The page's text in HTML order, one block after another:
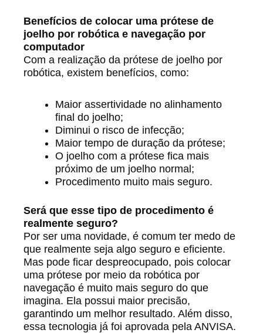
Benefícios de colocar uma prótese de
joelho por robótica e navegação por
computador
Com a realização da prótese de joelho por
robótica, existem benefícios, como:
Maior assertividade no alinhamento
final do joelho;
Diminui o risco de infecção;
Maior tempo de duração da prótese;
O joelho com a prótese fica mais
próximo de um joelho normal;
Procedimento muito mais seguro.
Será que esse tipo de procedimento é
realmente seguro?
Por ser uma novidade, é comum ter medo de
que realmente seja algo seguro e eficiente.
Mas pode ficar despreocupado, pois colocar
uma prótese por meio da robótica por
navegação é muito mais seguro do que
imagina. Ela possui maior precisão,
garantindo um melhor resultado. Além disso,
essa tecnologia já foi aprovada pela ANVISA.